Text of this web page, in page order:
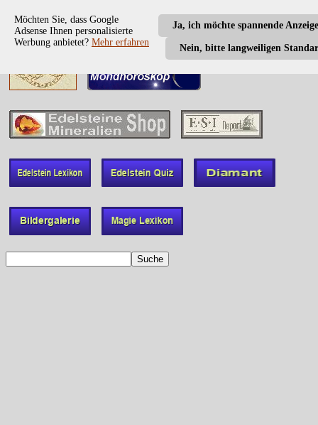
Ja, ich möchte spannende
Nein, bitte langweiligen
Möchten Sie, dass Google
Adsense Ihnen personalisierte
Werbung anbietet? Mehr erfahren